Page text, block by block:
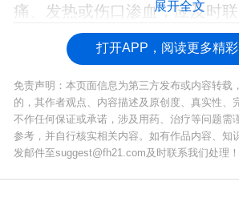
痛、发热或伤口渗血，应及时
展开全文
打开APP，阅读更多精
免责声明：本页面信息为第三方发布或内容转载
的，其作者观点、内容描述及原创度、真实性、
不作任何保证或承诺，涉及用药、治疗等问题需
参考，并自行核实相关内容。如有作品内容、知
发邮件至suggest@fh21.com及时联系我们处理！